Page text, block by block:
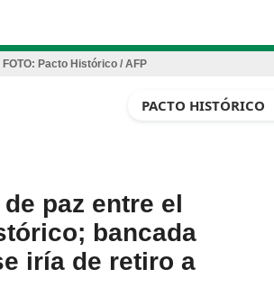
FOTO: Pacto Histórico / AFP
PACTO HISTÓRICO
paz entre el
bancada
iría de retiro a